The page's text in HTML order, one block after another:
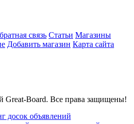
связь Статьи Магазины
Добавить магазин Карта сайта
Great-Board. Все права защищены!